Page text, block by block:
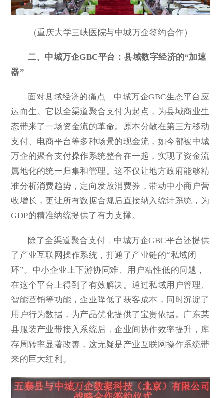
（重庆大学三峡医院与中城万企签约合作）
二、中城万企GBC平台：县域数字经济的“加速
器”
面对县域经济的痛点，中城万企GBC生态平台应
运而生。它以全渠道聚合支付为起点，为县域商业生
态带来了一场资金流的革命。原本分散在第三方移动
支付、电商平台等多种场景的现金流，如今都被中城
万企的聚合支付操作系统整合在一起，实现了资金流
属地化的统一归集和管理。这不仅让地方政府能够精
准分析消费趋势，定向发放消费券，带动中小商户营
收增长，更让所有数据合规后直接纳入统计系统，为
GDP的精准纳统提供了有力支撑。
除了全渠道聚合支付，中城万企GBC平台还提供
了产业互联网操作系统，打通了产业链的“私域闭
环”。中小企业上下游协同难、用户粘性低的问题，
在这个平台上得到了有效解决。通过私域用户管理、
智能营销等功能，企业降低了获客成本，同时沉淀了
用户行为数据，为产品优化提供了宝贵依据。广东某
县服装产业带接入系统后，企业间协作效率提升，库
存周转率显著改善，这无疑是产业互联网操作系统带
来的巨大红利。